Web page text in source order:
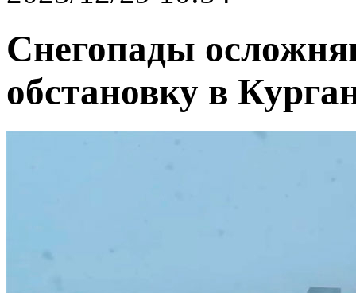
Снегопады
обстановку в